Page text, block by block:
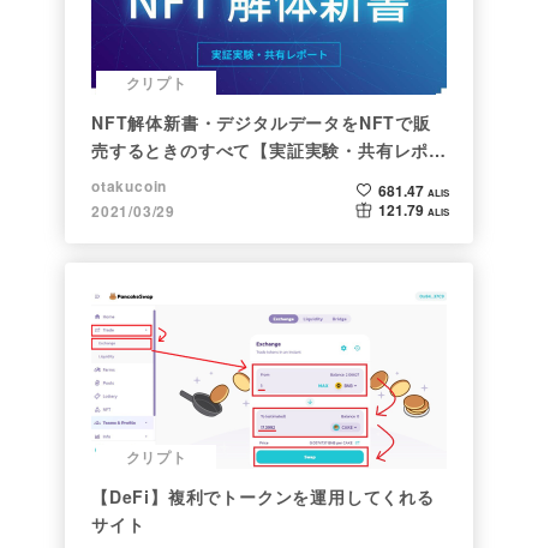
クリプト
NFT解体新書・デジタルデータをNFTで販
売するときのすべて【実証実験・共有レポー
ト】
otakucoin
2021/03/29
681.47 ALIS
121.79 ALIS
クリプト
【DeFi】複利でトークンを運用してくれる
サイト